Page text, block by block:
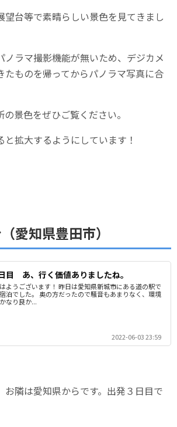
望台等で素晴らしい景色を見てきまし
ノラマ撮影機能が無いため、デジカメ
たものを帰ってからパノラマ写真に合
景色をぜひご覧ください。
拡大するようにしています！
愛知県豊田市）
目 あ、行く価値ありましたね。
ようございます！ 昨日は愛知県新城市にある道の駅で
泊でした。 奥の方だったので騒音もあまりなく、環境
なり良か...
2022-06-03 23:59
お隣は愛知県からです。出発３日目で